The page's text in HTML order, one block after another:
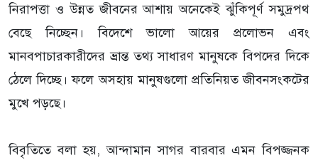
নিরাপত্তা ও উন্নত জীবনের আশায় অনেকেই ঝুঁকিপূর্ণ সমুদ্রপথ
বেছে নিচ্ছেন। বিদেশে ভালো আয়ের প্রলোভন এবং
মানবপাচারকারীদের ভ্রান্ত তথ্য সাধারণ মানুষকে বিপদের দিকে
ঠেলে দিচ্ছে। ফলে অসহায় মানুষগুলো প্রতিনিয়ত জীবনসংকটের
মুখে পড়ছে।
‎বিবৃতিতে বলা হয়, আন্দামান সাগর বারবার এমন বিপজ্জনক